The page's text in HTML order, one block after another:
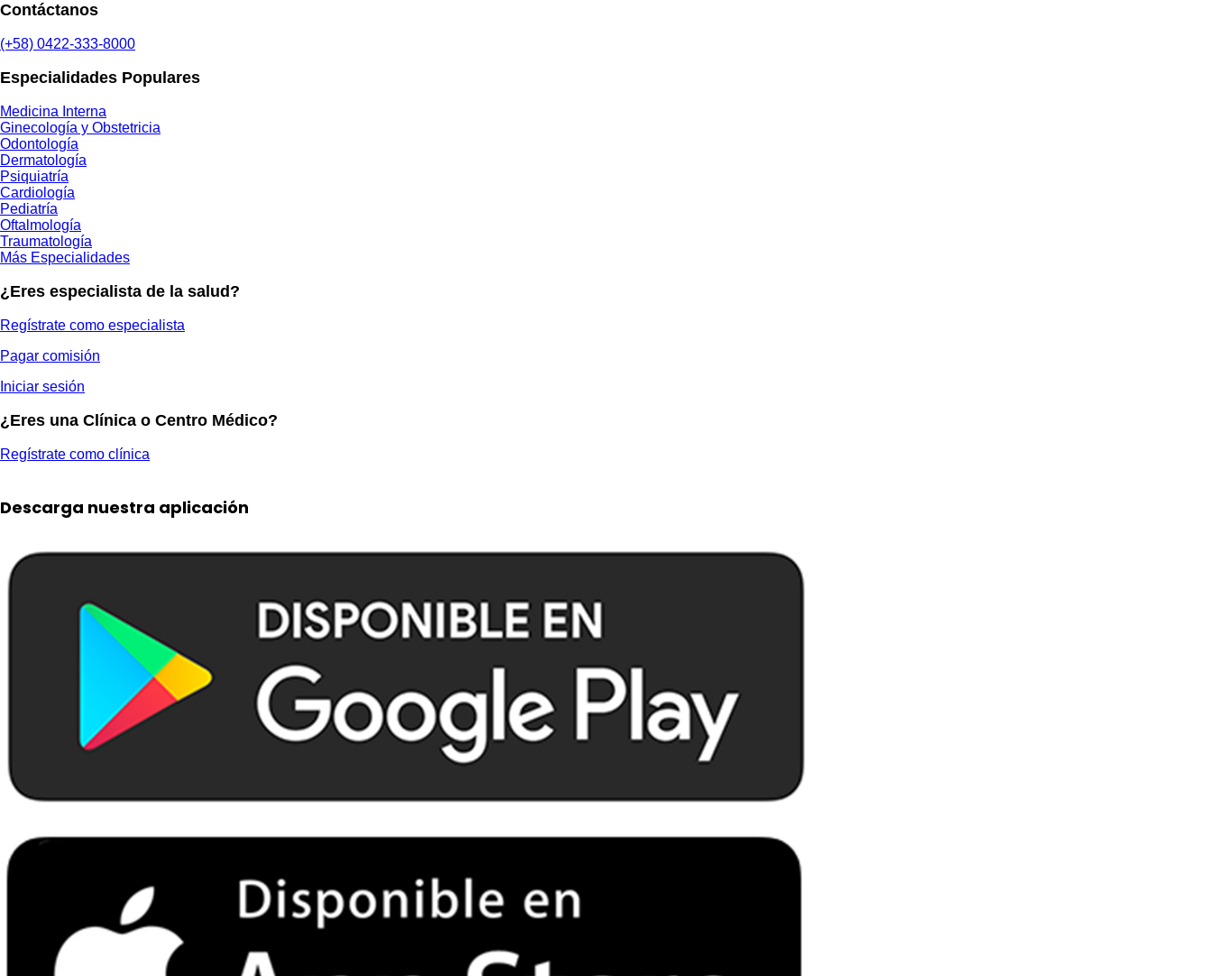
Contáctanos
(+58) 0422-333-8000
Especialidades Populares
Medicina Interna
Ginecología y Obstetricia
Odontología
Dermatología
Psiquiatría
Cardiología
Pediatría
Oftalmología
Traumatología
Más Especialidades
¿Eres especialista de la salud?
Regístrate como especialista
Pagar comisión
Iniciar sesión
¿Eres una Clínica o Centro Médico?
Regístrate como clínica
Descarga nuestra aplicación